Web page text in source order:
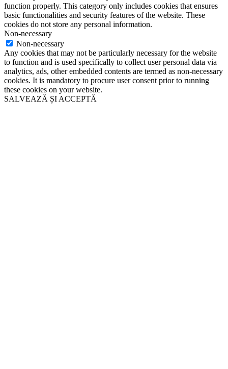
function properly. This category only includes cookies that ensures
basic functionalities and security features of the website. These
cookies do not store any personal information.
Non-necessary
Non-necessary
Any cookies that may not be particularly necessary for the website
to function and is used specifically to collect user personal data via
analytics, ads, other embedded contents are termed as non-necessary
cookies. It is mandatory to procure user consent prior to running
these cookies on your website.
SALVEAZĂ ȘI ACCEPTĂ